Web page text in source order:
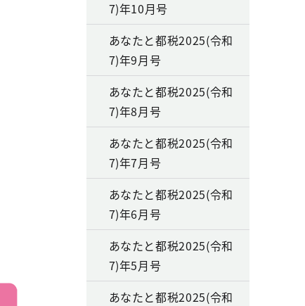
7)年10月号
あなたと都税2025(令和
7)年9月号
あなたと都税2025(令和
7)年8月号
あなたと都税2025(令和
7)年7月号
あなたと都税2025(令和
7)年6月号
あなたと都税2025(令和
7)年5月号
あなたと都税2025(令和